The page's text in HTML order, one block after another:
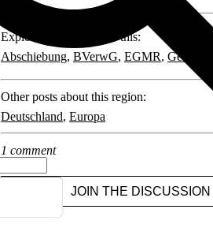
Explore posts related to this:
Abschiebung, BVerwG, EGMR, Gefährder
Other posts about this region:
Deutschland, Europa
1 comment
JOIN THE DISCUSSION